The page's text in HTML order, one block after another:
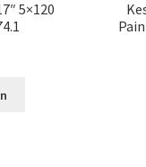
5×120